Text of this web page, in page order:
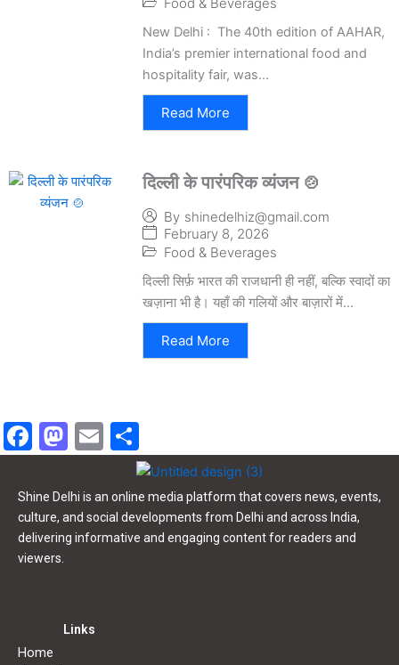
New Delhi : The 40th edition of AAHAR,
India’s premier international food and
hospitality fair, was...
Read More
दिल्ली के पारंपरिक व्यंजन 🍲
By shinedelhiz@gmail.com
February 8, 2026
Food & Beverages
दिल्ली सिर्फ़ भारत की राजधानी ही नहीं, बल्कि स्वादों का
खज़ाना भी है। यहाँ की गलियों और बाज़ारों में...
Read More
F
a
c
e
b
M
a
st
o
d
E
m
ai
l
h
ar
e
Shine Delhi is an online media platform that covers news, events,
culture, and social developments from Delhi and across India,
delivering informative and engaging content for readers and
viewers.
Links
Home